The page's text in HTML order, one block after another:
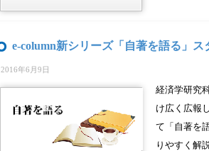
e-column新シリーズ「自著を語る」ス
2016年6月9日
経済学研究
け広く広報
て「自著を
りやすく解